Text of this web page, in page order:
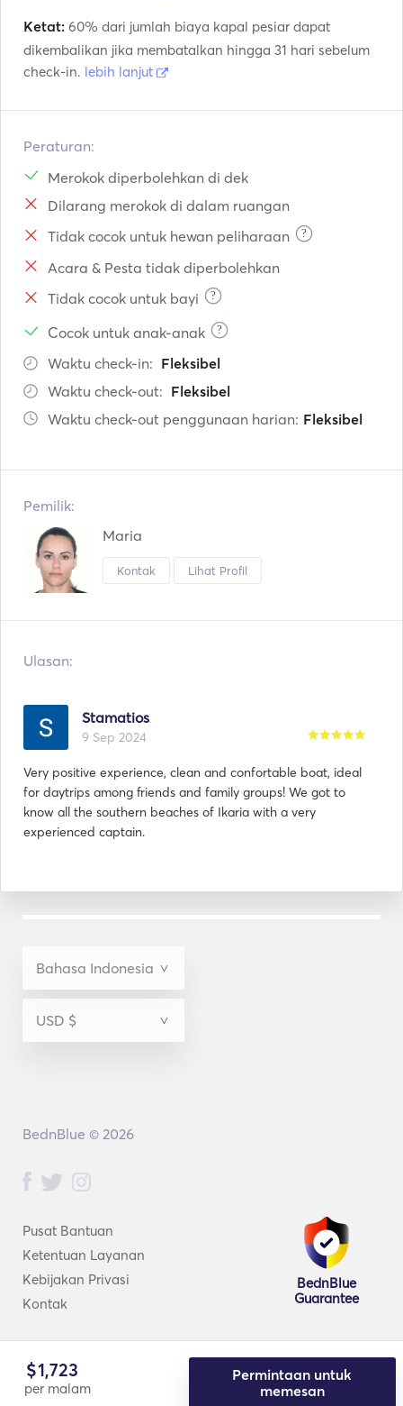
Ketat: 60% dari jumlah biaya kapal pesiar dapat
dikembalikan jika membatalkan hingga 31 hari sebelum
check-in. lebih lanjut
Peraturan:
Merokok diperbolehkan di dek
Dilarang merokok di dalam ruangan
Tidak cocok untuk hewan peliharaan
?
Acara & Pesta tidak diperbolehkan
Tidak cocok untuk bayi
?
Cocok untuk anak-anak ?
Waktu check-in: Fleksibel
Waktu check-out: Fleksibel
Waktu check-out penggunaan harian: Fleksibel
Pemilik:
Maria
Kontak Lihat Profil
Ulasan:
Stamatios
9 Sep 2024
Very positive experience, clean and confortable boat, ideal
for daytrips among friends and family groups! We got to
know all the southern beaches of Ikaria with a very
experienced captain.
$1,723
per malam
Permintaan untuk
memesan
Pusat Bantuan
Ketentuan Layanan
Kebijakan Privasi
Kontak
BednBlue
Guarantee
BednBlue © 2026